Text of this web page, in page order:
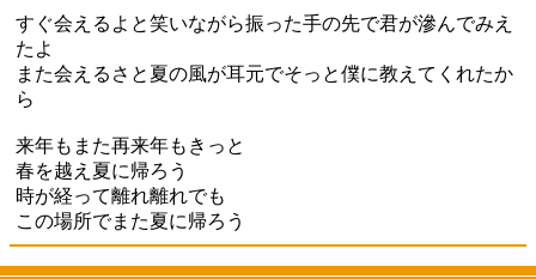
すぐ会えるよと笑いながら振った手の先で君が滲んでみえ
たよ
また会えるさと夏の風が耳元でそっと僕に教えてくれたか
ら
来年もまた再来年もきっと
春を越え夏に帰ろう
時が経って離れ離れでも
この場所でまた夏に帰ろう